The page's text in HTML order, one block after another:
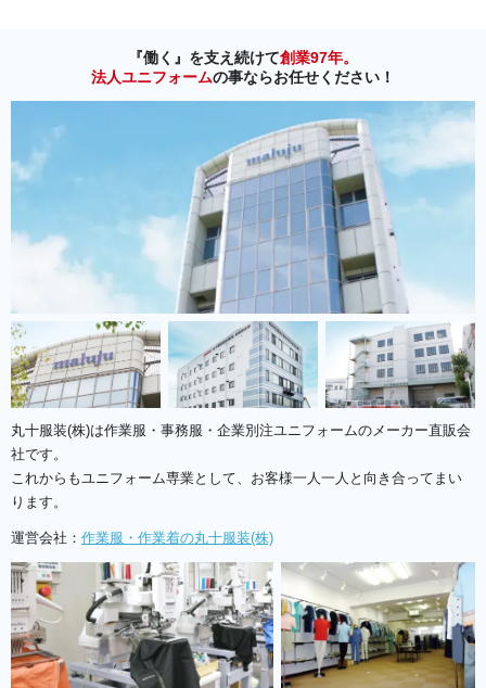
『働く』を支え続けて創業97年。
法人ユニフォームの事ならお任せください！
丸十服装(株)は作業服・事務服・企業別注ユニフォームのメーカー直販会
社です。
これからもユニフォーム専業として、お客様一人一人と向き合ってまい
ります。
運営会社： 作業服・作業着の丸十服装(株)